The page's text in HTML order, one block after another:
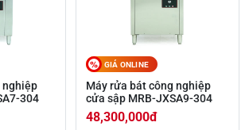
nghiệp
304
GIÁ ONLINE
Máy rửa bát công nghiệp
cửa sập MRB-JXSA9-304
48,300,000đ